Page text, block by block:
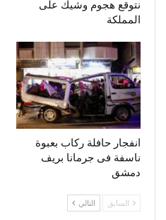
نتوقع هجوم وشيك على
المملكة
انفجار حافلة ركاب بعبوة
ناسفة فى جرمانا بريف
دمشق
السابق التالي